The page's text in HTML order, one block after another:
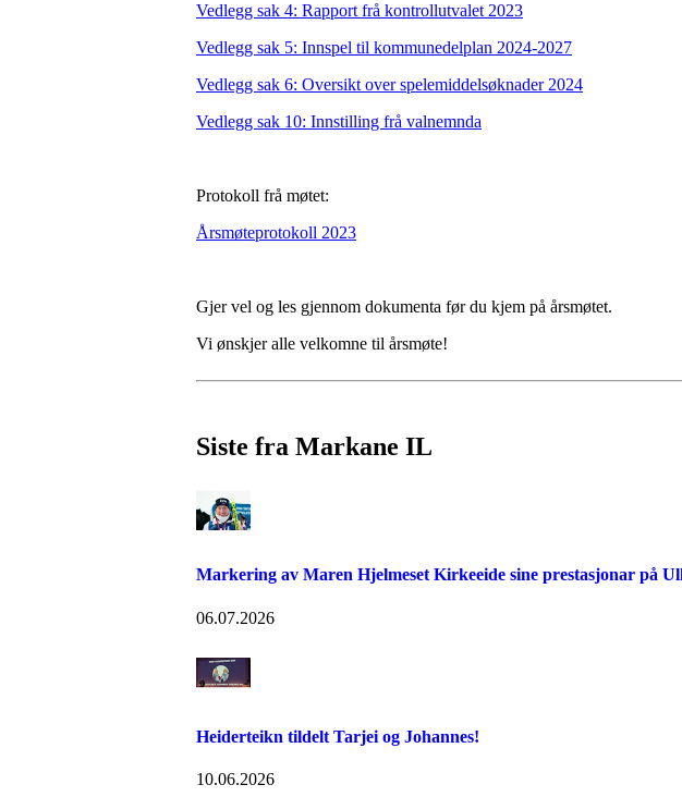
Vedlegg sak 4: Rapport frå kontrollutvalet 2023
Vedlegg sak 5: Innspel til kommunedelplan 2024-2027
Vedlegg sak 6: Oversikt over spelemiddelsøknader 2024
Vedlegg sak 10: Innstilling frå valnemnda
Protokoll frå møtet:
Årsmøteprotokoll 2023
Gjer vel og les gjennom dokumenta før du kjem på årsmøtet.
Vi ønskjer alle velkomne til årsmøte!
Siste fra Markane IL
Markering av Maren Hjelmeset Kirkeeide sine prestasjonar på
06.07.2026
Heiderteikn tildelt Tarjei og Johannes!
10.06.2026